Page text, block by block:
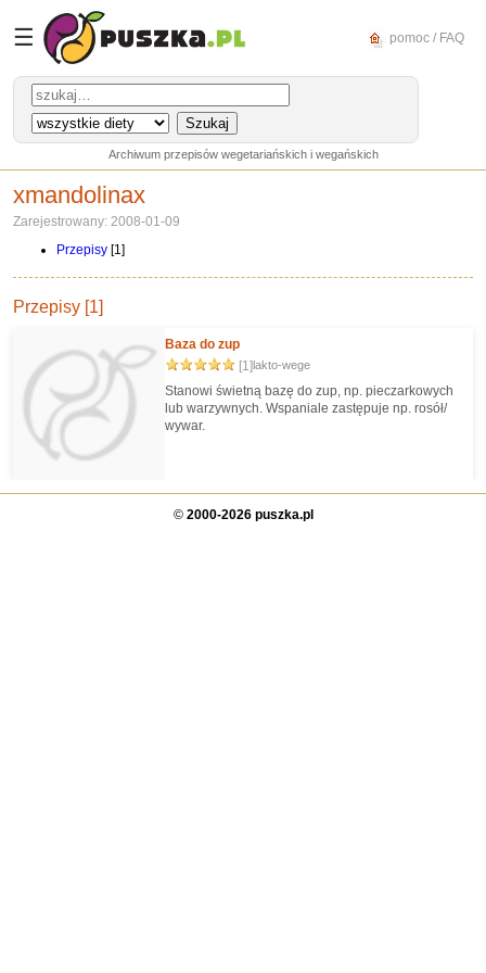
☰ pomoc / FAQ
Archiwum przepisów wegetariańskich i wegańskich
xmandolinax
Zarejestrowany: 2008-01-09
Przepisy [1]
Przepisy [1]
Baza do zup
[1]lakto-wege
Stanowi świetną bazę do zup, np. pieczarkowych
lub warzywnych. Wspaniale zastępuje np. rosół/
wywar.
© 2000-2026 puszka.pl